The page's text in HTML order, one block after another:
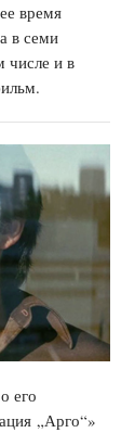
время
в семи
числе и в
его
„Арго“»